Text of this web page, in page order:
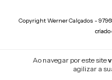
Ao navegar por este site
agilizar a
Copyright Werner Calçados -